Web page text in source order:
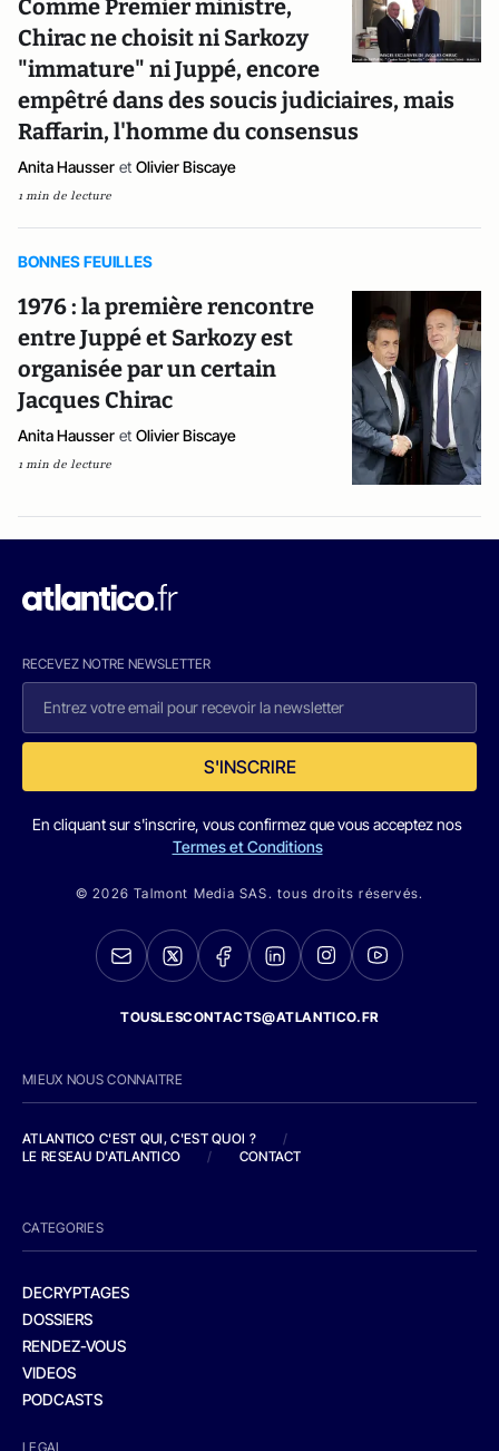
Comme Premier ministre,
Chirac ne choisit ni Sarkozy
"immature" ni Juppé, encore
empêtré dans des soucis judiciaires, mais
Raffarin, l'homme du consensus
Anita Hausser et Olivier Biscaye
1 min de lecture
BONNES FEUILLES
1976 : la première rencontre
entre Juppé et Sarkozy est
organisée par un certain
Jacques Chirac
Anita Hausser et Olivier Biscaye
1 min de lecture
RECEVEZ NOTRE NEWSLETTER
S'INSCRIRE
En cliquant sur s'inscrire, vous confirmez que vous acceptez nos
Termes et Conditions
© 2026 Talmont Media SAS. tous droits réservés.
TOUSLESCONTACTS@ATLANTICO.FR
MIEUX NOUS CONNAITRE
ATLANTICO C'EST QUI, C'EST QUOI ?
/
LE RESEAU D'ATLANTICO
/ CONTACT
CATEGORIES
DECRYPTAGES
DOSSIERS
RENDEZ-VOUS
VIDEOS
PODCASTS
LEGAL